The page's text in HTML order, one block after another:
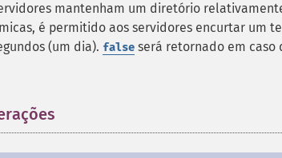
mantenham um diretório
é permitido aos servidores encurtar um
(um dia). false será retornado em caso